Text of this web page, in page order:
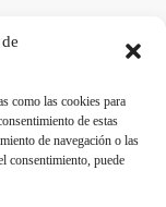
como las cookies para
de estas
de navegación o las
consentimiento, puede